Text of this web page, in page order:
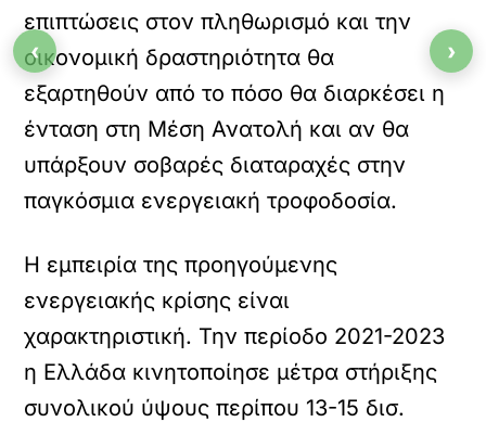
επιπτώσεις στον πληθωρισμό και την
οικονομική δραστηριότητα θα
εξαρτηθούν από το πόσο θα διαρκέσει η
ένταση στη Μέση Ανατολή και αν θα
υπάρξουν σοβαρές διαταραχές στην
παγκόσμια ενεργειακή τροφοδοσία.
Η εμπειρία της προηγούμενης
ενεργειακής κρίσης είναι
χαρακτηριστική. Την περίοδο 2021-2023
η Ελλάδα κινητοποίησε μέτρα στήριξης
συνολικού ύψους περίπου 13-15 δισ.
‹ ›